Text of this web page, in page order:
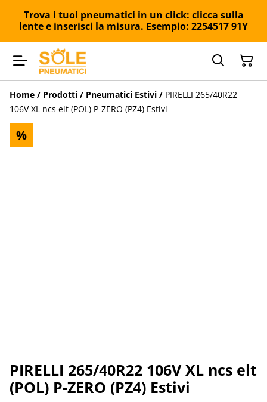
Trova i tuoi pneumatici in un click: clicca sulla
lente e inserisci la misura. Esempio: 2254517 91Y
Home / Prodotti / Pneumatici Estivi / PIRELLI 265/40R22
106V XL ncs elt (POL) P-ZERO (PZ4) Estivi
%
PIRELLI 265/40R22 106V XL ncs elt
(POL) P-ZERO (PZ4) Estivi